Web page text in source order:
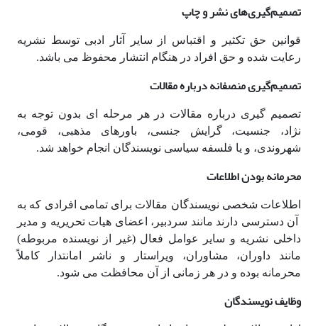
تصمیم‌گیری‌های نشر و چاپ
قوانین حق تکثیر و اقتباس از سایر آثار ادبی توسط نشریه
رعایت شده و حق افراد در هنگام انتشار محفوظ می باشد.
تصمیم‌گیری منصفانه درباره مقالات
تصمیم گیری درباره مقالات در هر مرحله ای بدون توجه به
نژاد، جنسیت، گرایش جنسی، باورهای مذهبی، قومی،
شهروندی، و یا فلسفه سیاسی نویسندگان انجام خواهد شد.
محرمانه بودن اطلاعات
اطلاعات شخصی نویسندگان مقالات برای تمامی افرادی که به
آن دسترسی دارند مانند سردبیر، اعضای هیات تحریریه و مدیر
داخلی نشریه و سایر عوامل فعال (غیر از نویسنده مربوطه)
مانند داوران، مشاوران، ویراستار و ناشر امانتدار کاملاً
محرمانه بوده و در هر زمانی از آن محافظت می شود.
وظایف نویسندگان